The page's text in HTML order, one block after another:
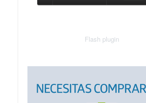
Flash plugin